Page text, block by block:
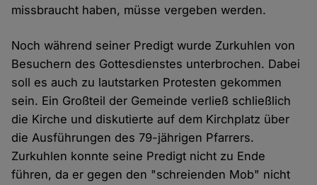
missbraucht haben, müsse vergeben werden.
Noch während seiner Predigt wurde Zurkuhlen von
Besuchern des Gottesdienstes unterbrochen. Dabei
soll es auch zu lautstarken Protesten gekommen
sein. Ein Großteil der Gemeinde verließ schließlich
die Kirche und diskutierte auf dem Kirchplatz über
die Ausführungen des 79-jährigen Pfarrers.
Zurkuhlen konnte seine Predigt nicht zu Ende
führen, da er gegen den "schreienden Mob" nicht